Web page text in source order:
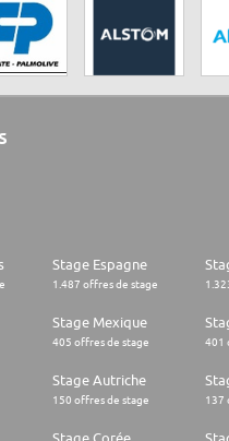
Stage Espagne
1.487 offres de stage
Stage Mexique
405 offres de stage 401
Stage Autriche
150 offres de stage 137